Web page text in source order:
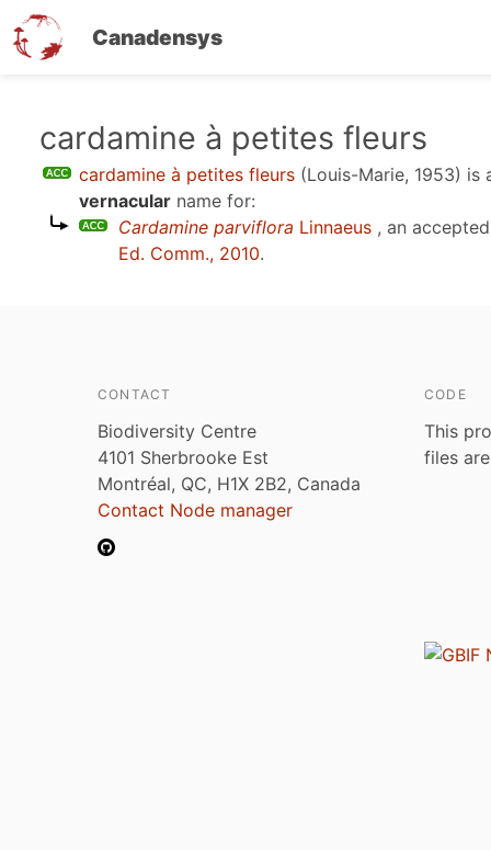
Canadensys
cardamine à petites fleurs
cardamine à petites fleurs (Louis-Marie, 1953) is
vernacular name for:
Cardamine parviflora Linnaeus , an
Ed. Comm., 2010.
CONTACT
Biodiversity Centre
4101 Sherbrooke Est
Montréal, QC, H1X 2B2, Canada
Contact Node manager
CODE
This
files